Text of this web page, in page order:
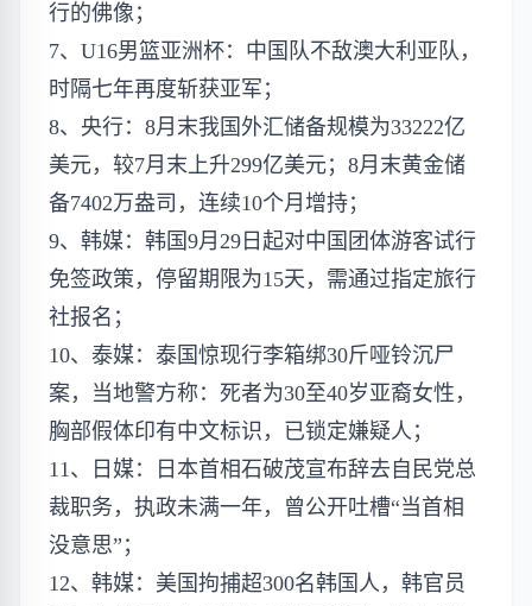
行的佛像；
7、U16男篮亚洲杯：中国队不敌澳大利亚队，
时隔七年再度斩获亚军；
8、央行：8月末我国外汇储备规模为33222亿
美元，较7月末上升299亿美元；8月末黄金储
备7402万盎司，连续10个月增持；
9、韩媒：韩国9月29日起对中国团体游客试行
免签政策，停留期限为15天，需通过指定旅行
社报名；
10、泰媒：泰国惊现行李箱绑30斤哑铃沉尸
案，当地警方称：死者为30至40岁亚裔女性，
胸部假体印有中文标识，已锁定嫌疑人；
11、日媒：日本首相石破茂宣布辞去自民党总
裁职务，执政未满一年，曾公开吐槽“当首相
没意思”；
12、韩媒：美国拘捕超300名韩国人，韩官员